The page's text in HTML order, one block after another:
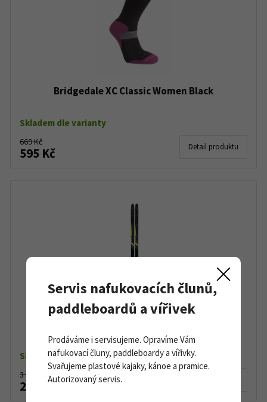
Bridgedale XC Classic Women Black
Skladem dle varianty
669 Kč
595 Kč Detail produktu
Skladem dle varianty
3 090 Kč
2 190 Kč
Servis nafukovacích člunů,
paddleboardů a vířivek
Prodáváme i servisujeme. Opravíme Vám
nafukovací čluny, paddleboardy a vířivky.
Svařujeme plastové kajaky, kánoe a pramice.
Autorizovaný servis.